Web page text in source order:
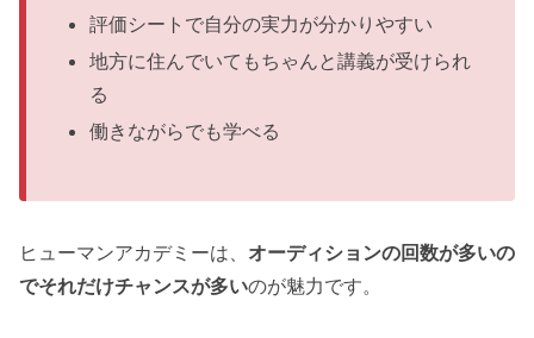
評価シートで自分の実力が分かりやすい
地方に住んでいてもちゃんと講義が受けられ
る
働きながらでも学べる
ヒューマンアカデミーは、 オーディションの回数が多いの
でそれだけチャンスが多いのが魅力です。